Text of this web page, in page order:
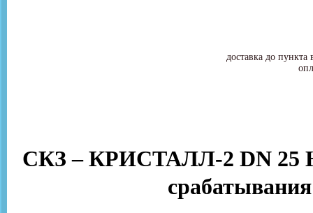
доставка до
СКЗ – КРИСТАЛЛ-2 DN 25